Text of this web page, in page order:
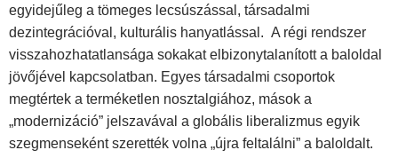
egyidejűleg a tömeges lecsúszással, társadalmi
dezintegrációval, kulturális hanyatlással. A régi rendszer
visszahozhatatlansága sokakat elbizonytalanított a baloldal
jövőjével kapcsolatban. Egyes társadalmi csoportok
megtértek a terméketlen nosztalgiához, mások a
„modernizáció” jelszavával a globális liberalizmus egyik
szegmenseként szerették volna „újra feltalálni” a baloldalt.